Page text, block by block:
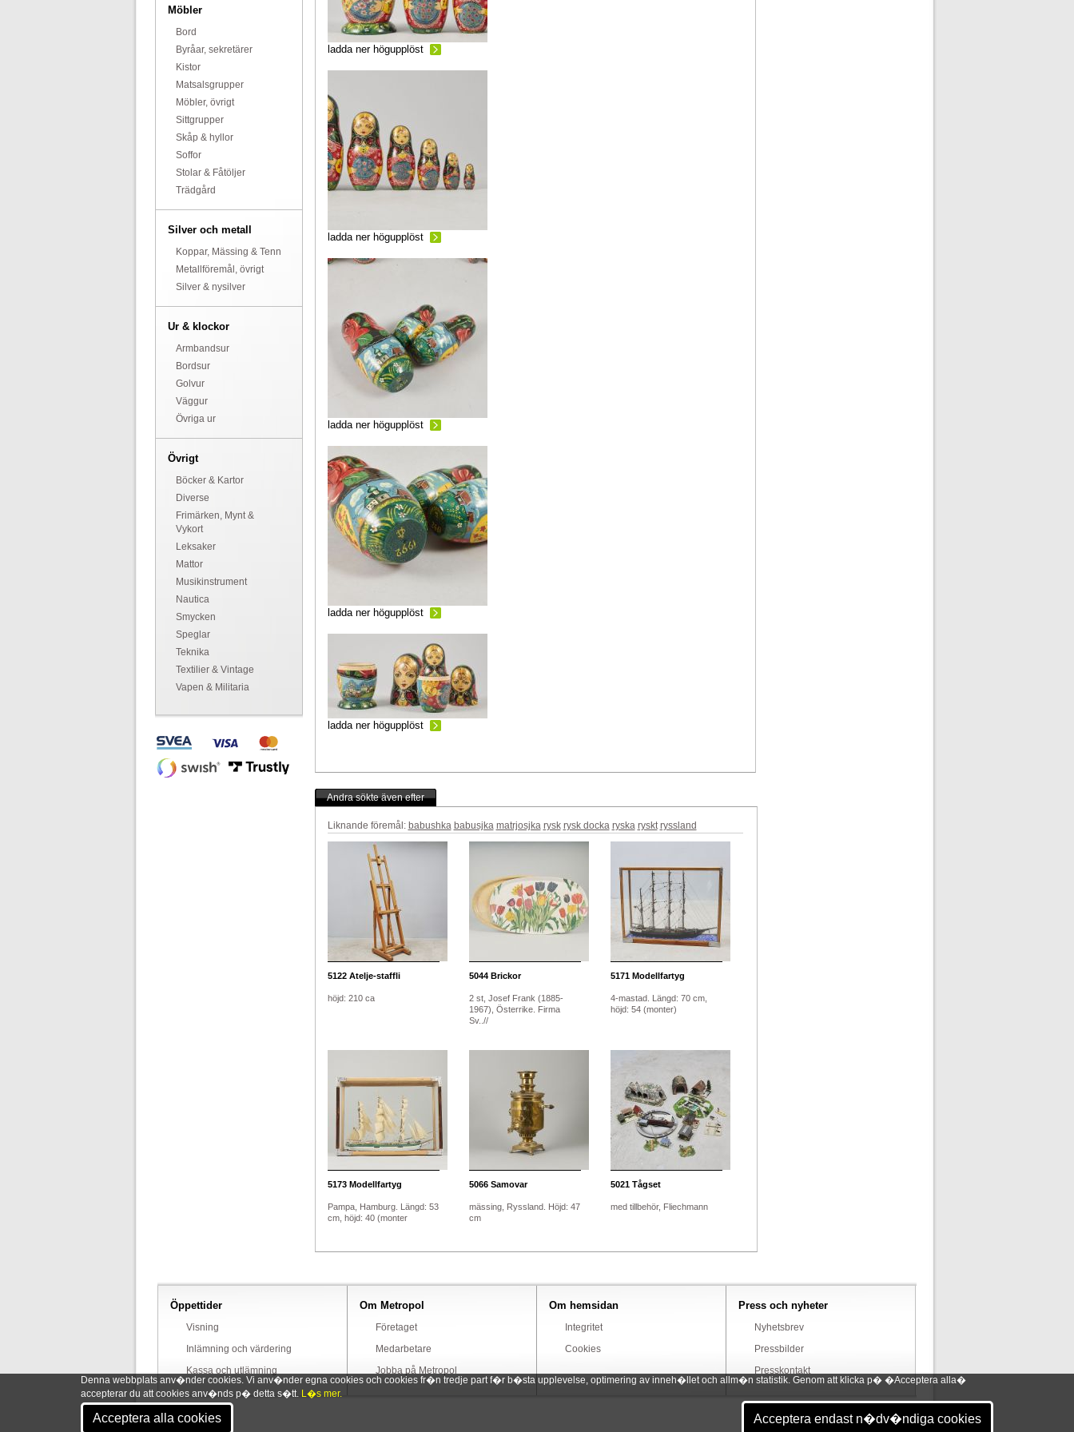
Denna webbplats anv�nder cookies. Vi anv�nder egna cookies och cookies fr�n tredje part f�r b�sta upplevelse, optimering av inneh�llet och allm�n statistik. Genom att klicka p� �Acceptera alla�
accepterar du att cookies anv�nds p� detta s�tt. L�s mer.
Acceptera alla cookies Acceptera endast n�dv�ndiga cookies
Möbler
Bord
Byråar, sekretärer
Kistor
Matsalsgrupper
Möbler, övrigt
Sittgrupper
Skåp & hyllor
Soffor
Stolar & Fåtöljer
Trädgård
Silver och metall
Koppar, Mässing & Tenn
Metallföremål, övrigt
Silver & nysilver
Ur & klockor
Armbandsur
Bordsur
Golvur
Väggur
Övriga ur
Övrigt
Böcker & Kartor
Diverse
Frimärken, Mynt &
Vykort
Leksaker
Mattor
Musikinstrument
Nautica
Smycken
Speglar
Teknika
Textilier & Vintage
Vapen & Militaria
ladda ner högupplöst
ladda ner högupplöst
ladda ner högupplöst
ladda ner högupplöst
ladda ner högupplöst
Andra sökte även efter
Liknande föremål: babushka babusjka matrjosjka rysk rysk docka ryska ryskt ryssland
5122Atelje-staffli
höjd: 210 ca
5044Brickor
2 st, Josef Frank (1885-
1967), Österrike. Firma
Sv..//
5171Modellfartyg
4-mastad. Längd: 70 cm,
höjd: 54 (monter)
5173Modellfartyg
Pampa, Hamburg. Längd: 53
cm, höjd: 40 (monter
5066Samovar
mässing, Ryssland. Höjd: 47
cm
5021Tågset
med tillbehör, Fliechmann
Öppettider
Visning
Inlämning och värdering
Kassa och utlämning
Om Metropol
Företaget
Medarbetare
Jobba på Metropol
Om hemsidan
Integritet
Cookies
Press och nyheter
Nyhetsbrev
Pressbilder
Presskontakt